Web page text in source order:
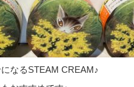
なるSTEAM CREAM♪